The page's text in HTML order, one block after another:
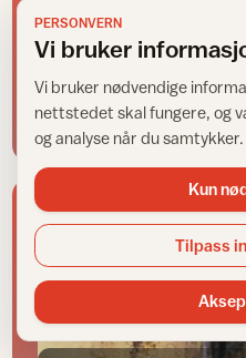
Vedlikehold av båt
PERSONVERN
Vi bruker
Vi bruker nødvendige
nettstedet skal fungere, og
og analyse når du samtykker.
Kun
Tilpass